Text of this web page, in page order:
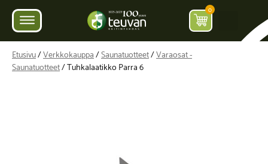
0
Etusivu/Verkkokauppa/Saunatuotteet/Varaosat -
Saunatuotteet/ Tuhkalaatikko Parra 6